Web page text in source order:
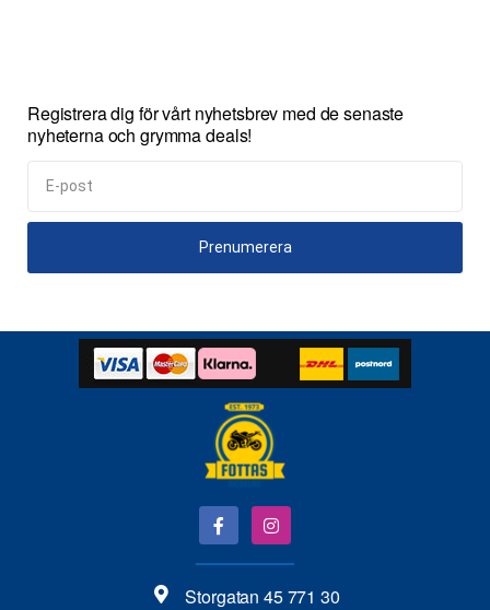
Registrera dig för vårt nyhetsbrev med de senaste
nyheterna och grymma deals!
Prenumerera
Storgatan 45 771 30